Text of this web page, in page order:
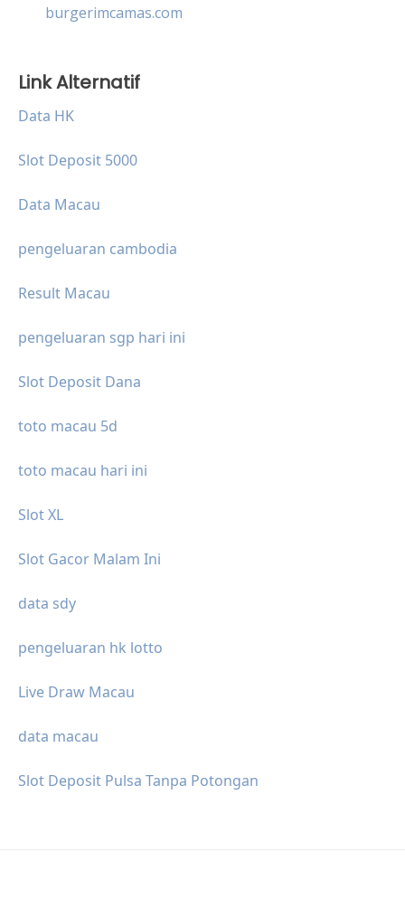
burgerimcamas.com
Link Alternatif
Data HK
Slot Deposit 5000
Data Macau
pengeluaran cambodia
Result Macau
pengeluaran sgp hari ini
Slot Deposit Dana
toto macau 5d
toto macau hari ini
Slot XL
Slot Gacor Malam Ini
data sdy
pengeluaran hk lotto
Live Draw Macau
data macau
Slot Deposit Pulsa Tanpa Potongan